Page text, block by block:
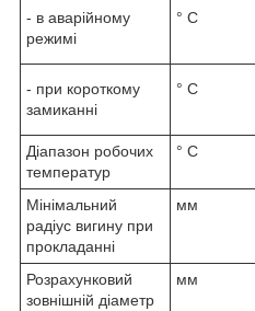
- в аварійному
режимі
° С
- при короткому
замиканні
° С
Діапазон робочих
температур
° С
Мінімальний
радіус вигину при
прокладанні
мм
Розрахунковий
зовнішній діаметр
мм